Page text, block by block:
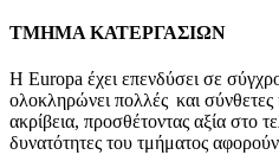
ΤΜΗΜΑ ΚΑΤΕΡΓΑΣΙΩΝ
Η Europa έχει επενδύσει σε
ολοκληρώνει πολλές και σύνθετες
ακρίβεια, προσθέτοντας αξία στο
δυνατότητες του τμήματος